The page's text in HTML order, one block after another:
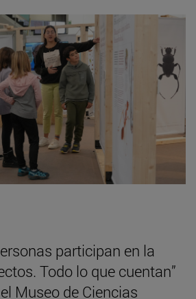
participan en la
Todo lo que cuentan”
Museo de Ciencias